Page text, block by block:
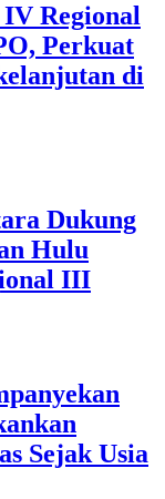
Regional
Perkuat
di
Dukung
Hulu
III
Sejak Usia